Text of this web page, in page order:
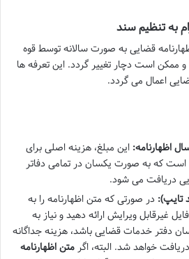
به تنظیم سند
قضایی به صورت سالانه توسط قوه
ممکن است دچار تغییر گردد. این تعرفه ها
اعمال می گردد.
اظهارنامه: این مبلغ، هزینه اصلی برای
است که به صورت یکسان در تمامی دفاتر
دریافت می شود.
تایپ): در صورتی که متن اظهارنامه را به
غیرقابل ویرایش ارائه دهید و نیاز به
دفتر خدمات قضایی باشد، هزینه جداگانه
خواهد شد. البته، اگر متن اظهارنامه